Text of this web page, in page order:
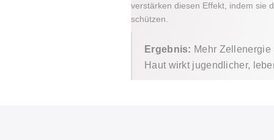
verstärken diesen Effekt, indem sie
schützen.
Ergebnis: Mehr Zellenergie
Haut wirkt jugendlicher,